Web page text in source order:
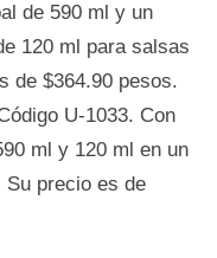
de 590 ml y un
120 ml para salsas
de $364.90 pesos.
U-1033. Con
ml y 120 ml en un
Su precio es de